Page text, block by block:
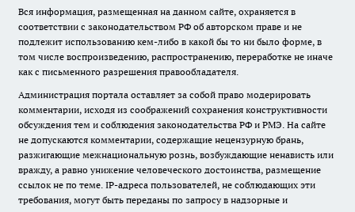
Вся информация, размещенная на данном сайте, охраняется в
соответствии с законодательством РФ об авторском праве и не
подлежит использованию кем-либо в какой бы то ни было форме, в
том числе воспроизведению, распространению, переработке не иначе
как с письменного разрешения правообладателя.
Администрация портала оставляет за собой право модерировать
комментарии, исходя из соображений сохранения конструктивности
обсуждения тем и соблюдения законодательства РФ и РМЭ. На сайте
не допускаются комментарии, содержащие нецензурную брань,
разжигающие межнациональную рознь, возбуждающие ненависть или
вражду, а равно унижение человеческого достоинства, размещение
ссылок не по теме. IP-адреса пользователей, не соблюдающих эти
требования, могут быть переданы по запросу в надзорные и